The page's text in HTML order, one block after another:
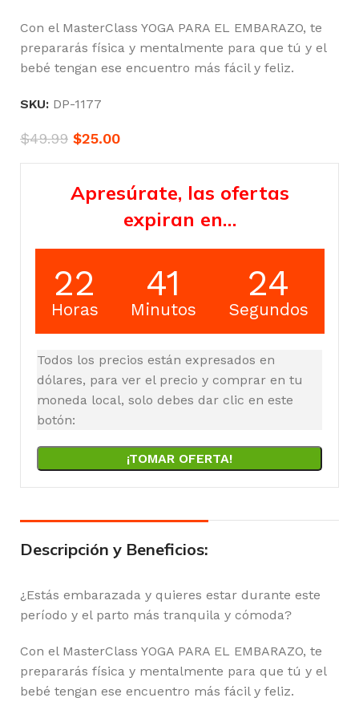
Con el MasterClass YOGA PARA EL EMBARAZO, te
prepararás física y mentalmente para que tú y el
bebé tengan ese encuentro más fácil y feliz.
SKU: DP-1177
$49.99 $25.00
Apresúrate, las ofertas
expiran en…
22
Horas
41
Minutos
24
Segundos
Todos los precios están expresados en
dólares, para ver el precio y comprar en tu
moneda local, solo debes dar clic en este
botón:
¡TOMAR OFERTA!
Descripción y Beneficios:
¿Estás embarazada y quieres estar durante este
período y el parto más tranquila y cómoda?
Con el MasterClass YOGA PARA EL EMBARAZO, te
prepararás física y mentalmente para que tú y el
bebé tengan ese encuentro más fácil y feliz.